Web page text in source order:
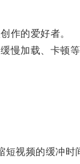
作的爱好者。
加载、卡顿等
视频的缓冲时